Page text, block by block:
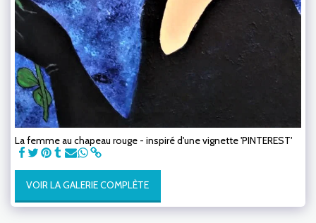
La femme au chapeau rouge - inspiré d'une vignette 'PINTEREST'
VOIR LA GALERIE COMPLÈTE